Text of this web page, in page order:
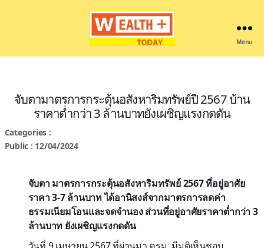
Menu
จับตามาตรการกระตุ้นอสังหาริมทรัพย์ปี 2567 บ้าน
ราคาต่ำกว่า 3 ล้านบาทยังเผชิญแรงกดดัน
Categories :
Public : 12/04/2024
จับตา มาตรการกระตุ้นอสังหาริมทรัพย์ 2567 ที่อยู่อาศัย
ราคา 3-7 ล้านบาท ได้อานิสงส์จากมาตรการลดค่า
ธรรมเนียมโอนและจดจำนอง ส่วนที่อยู่อาศัยราคาต่ำกว่า 3
ล้านบาท ยังเผชิญแรงกดดัน